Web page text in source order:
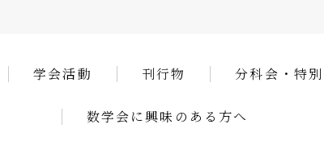
学会活動 刊行物 分科会・特
数学会に興味のある方へ